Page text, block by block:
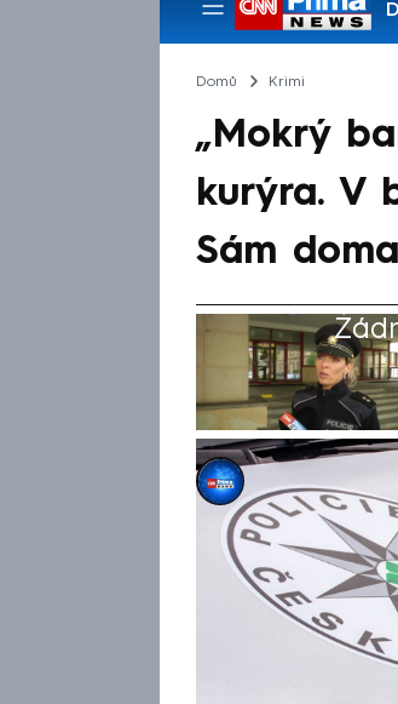
Domů Krimi
„Mokrý
kurýra. V
Sám doma
Valerie Fišrová
15. kvě 2026, 20:06
Termo batoh na
obyčejného
vykrádal byty.
tisíc korun. V
vytopený byt.